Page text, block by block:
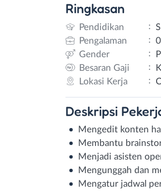
Ringkasan
Pendidikan :
Pengalaman
:
Gender
:
Besaran Gaji
:
Lokasi Kerja
:
Deskripsi
Mengedit konten
Membantu
Menjadi asisten
Mengunggah dan
Mengatur jadwal